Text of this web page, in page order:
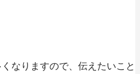
なりますので、伝えたいこと